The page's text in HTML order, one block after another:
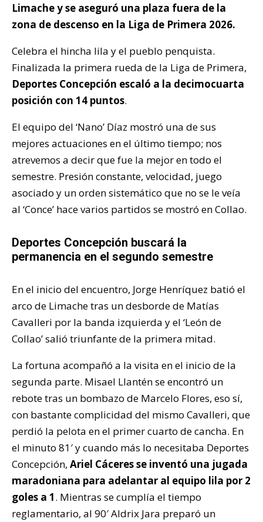
Limache y se aseguró una plaza fuera de la
zona de descenso en la Liga de Primera 2026.
Celebra el hincha lila y el pueblo penquista.
Finalizada la primera rueda de la Liga de Primera,
Deportes Concepción escaló a la decimocuarta
posición con 14 puntos.
El equipo del ‘Nano’ Díaz mostró una de sus
mejores actuaciones en el último tiempo; nos
atrevemos a decir que fue la mejor en todo el
semestre. Presión constante, velocidad, juego
asociado y un orden sistemático que no se le veía
al ‘Conce’ hace varios partidos se mostró en Collao.
Deportes Concepción buscará la
permanencia en el segundo semestre
En el inicio del encuentro, Jorge Henríquez batió el
arco de Limache tras un desborde de Matías
Cavalleri por la banda izquierda y el ‘León de
Collao’ salió triunfante de la primera mitad.
La fortuna acompañó a la visita en el inicio de la
segunda parte. Misael Llantén se encontró un
rebote tras un bombazo de Marcelo Flores, eso sí,
con bastante complicidad del mismo Cavalleri, que
perdió la pelota en el primer cuarto de cancha. En
el minuto 81′ y cuando más lo necesitaba Deportes
Concepción, Ariel Cáceres se inventó una jugada
maradoniana para adelantar al equipo lila por 2
goles a 1. Mientras se cumplía el tiempo
reglamentario, al 90′ Aldrix Jara preparó un